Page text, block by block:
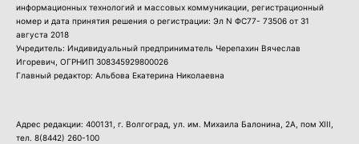
информационных технологий и массовых коммуникации, регистрационный
номер и дата принятия решения о регистрации: Эл N ФС77- 73506 от 31
августа 2018
Учредитель: Индивидуальный предприниматель Черепахин Вячеслав
Игоревич, ОГРНИП 308345929800026
Главный редактор: Альбова Екатерина Николаевна
Адрес редакции: 400131, г. Волгоград, ул. им. Михаила Балонина, 2А, пом XIII,
тел. 8(8442) 260-100